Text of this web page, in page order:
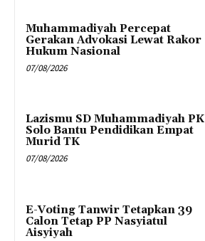
Muhammadiyah Percepat
Gerakan Advokasi Lewat Rakor
Hukum Nasional
07/08/2026
Lazismu SD Muhammadiyah PK
Solo Bantu Pendidikan Empat
Murid TK
07/08/2026
E-Voting Tanwir Tetapkan 39
Calon Tetap PP Nasyiatul
Aisyiyah